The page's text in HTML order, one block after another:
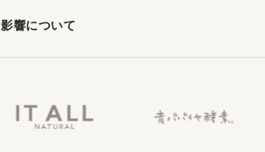
響について